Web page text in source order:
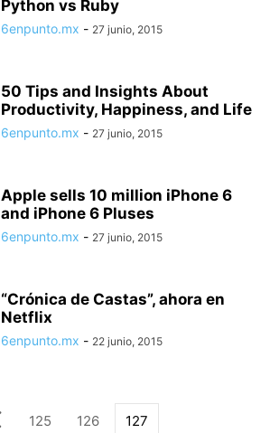
Python vs Ruby
6enpunto.mx - 27 junio, 2015
50 Tips and Insights About
Productivity, Happiness, and Life
6enpunto.mx - 27 junio, 2015
Apple sells 10 million iPhone 6
and iPhone 6 Pluses
6enpunto.mx - 27 junio, 2015
“Crónica de Castas”, ahora en
Netflix
6enpunto.mx - 22 junio, 2015
125 126 127